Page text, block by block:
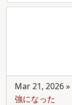
Mar 21, 2026»
強になった